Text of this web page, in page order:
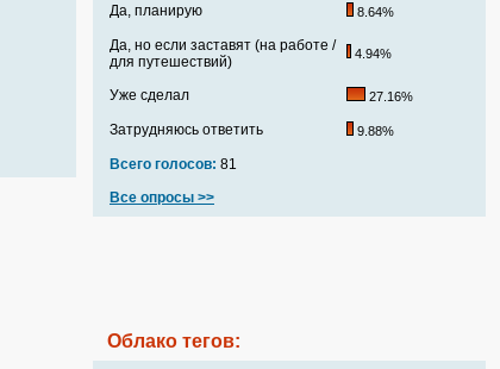
Да, планирую 8.64%
Да, но если заставят (на работе /
для путешествий)
4.94%
Уже сделал 27.16%
Затрудняюсь ответить 9.88%
Всего голосов: 81
Все опросы >>
Облако тегов: